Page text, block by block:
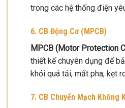
trong các hệ thống điện
6. CB Động Cơ (MPCB)
MPCB (Motor Protection
thiết kế chuyên dụng để
khỏi quá tải, mất pha, kẹt
7. CB Chuyển Mạch Không